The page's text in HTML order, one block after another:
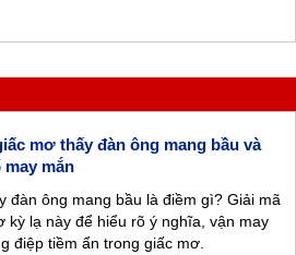
mơ thấy đàn ông mang bầu và
may mắn
đàn ông mang bầu là điềm gì? Giải mã
kỳ lạ này để hiểu rõ ý nghĩa, vận may
điệp tiềm ẩn trong giấc mơ.